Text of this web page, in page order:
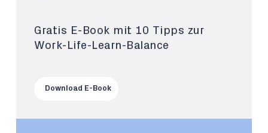
Gratis E-Book mit 10 Tipps zur
Work-Life-Learn-Balance
Download E-Book